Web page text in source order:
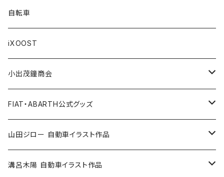
AUTOBIANCHI
Others / その他
Key Ring / キーリング
Belt / ベルト
Handkerchief / ハンカチ
Cap / キャップ
Others / その他
Accessories / アクセサリー
Ornament / 置物
Bicycle accessories / 自転車関連
Pen / ペン
Illustration / イラスト
小出茂鐘商会
イラストスタンド
Doll / ドール
Auto parts / カーパーツ
FIAT/フィアット
Race/レース
Others / その他
Sticker/ステッカー
Emblem/エンブレム
Goods／グッズ
Miniature Car／ミニカー
Wear／ウェア
Sticker / ステッカー
Bag / バッグ
Tshirt / Tシャツ
Pouch / ポーチ
Steel badge / 缶バッジ
ABARTH CLUB MCRT
自転車
iXOOST
小出茂鐘商会
イラストスタンド
FIAT・ABARTH公式グッズ
Wallet / 財布
Bag / バッグ
山田ジロー 自動車イラスト作品
A3・A2サイズ
溝呂木陽 自動車イラスト作品